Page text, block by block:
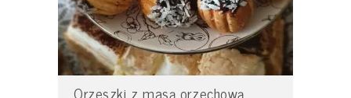
Orzeszki z masą orzechową